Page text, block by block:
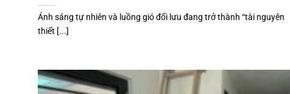
Ánh sáng tự nhiên và luồng gió đối lưu đang trở thành “tài nguyên
thiết [...]